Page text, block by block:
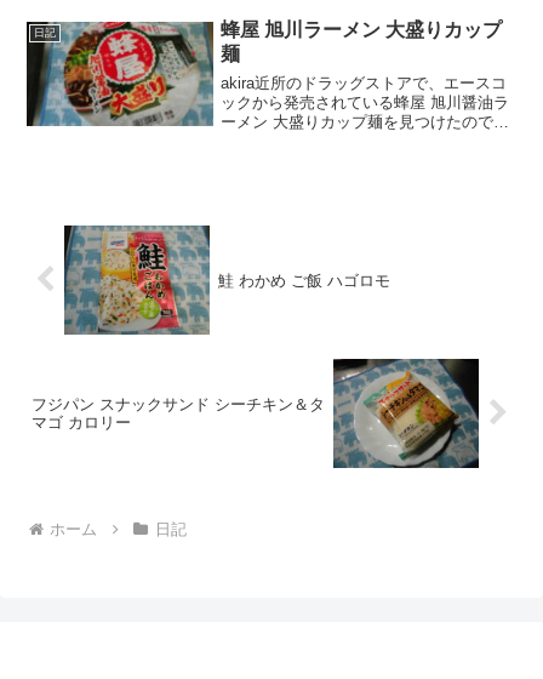
おいしさW焼きそば＆たまごパンの口コ
ミや、...
日記
蜂屋 旭川ラーメン 大盛りカップ
麺
akira近所のドラッグストアで、エースコ
ックから発売されている蜂屋 旭川醤油ラ
ーメン 大盛りカップ麺を見つけたので、
鮭 わかめ ご飯 ハゴロモ
フジパン スナックサンド シーチキン＆タ
マゴ カロリー
ホーム 日記